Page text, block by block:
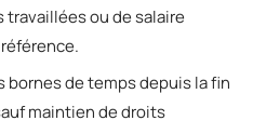
travaillées ou de salaire
bornes de temps depuis la fin
maintien de droits